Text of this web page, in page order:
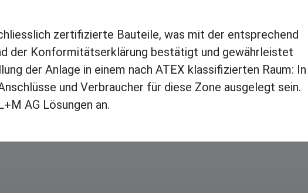
zertifizierte Bauteile, was mit der entsprechend
der Konformitätserklärung bestätigt und gewährleistet
der Anlage in einem nach ATEX klassifizierten Raum: In
und Verbraucher für diese Zone ausgelegt sein.
AG Lösungen an.